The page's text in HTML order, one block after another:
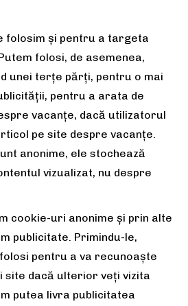
folosim și pentru a targeta
folosi, de asemenea,
unei terțe părți, pentru o mai
pentru a arata de
vacanțe, dacă utilizatorul
pe site despre vacanțe.
anonime, ele stochează
vizualizat, nu despre
cookie-uri anonime și prin alte
publicitate. Primindu-le,
pentru a va recunoaște
site dacă ulterior veți vizita
putea livra publicitatea